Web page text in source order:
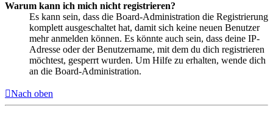
Warum kann ich mich nicht registrieren?
Es kann sein, dass die Board-Administration die Registrierung
komplett ausgeschaltet hat, damit sich keine neuen Benutzer
mehr anmelden können. Es könnte auch sein, dass deine IP-
Adresse oder der Benutzername, mit dem du dich registrieren
möchtest, gesperrt wurden. Um Hilfe zu erhalten, wende dich
an die Board-Administration.
Nach oben